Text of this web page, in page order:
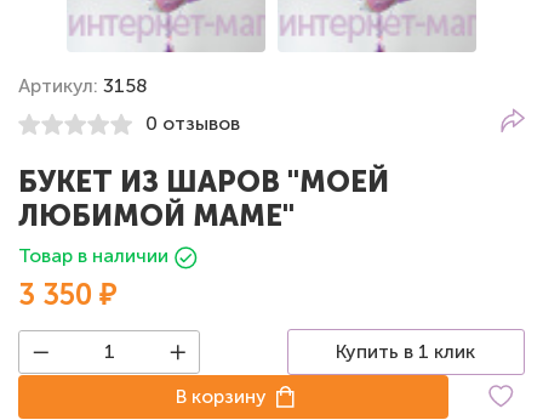
Артикул: 3158
0 отзывов
БУКЕТ ИЗ ШАРОВ "МОЕЙ
ЛЮБИМОЙ МАМЕ"
Товар в наличии
3 350 ₽
Купить в 1 клик
В корзину